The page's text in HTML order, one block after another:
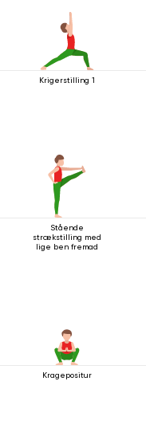
Krigerstilling 1
Stående
strækstilling med
lige ben fremad
Kragepositur